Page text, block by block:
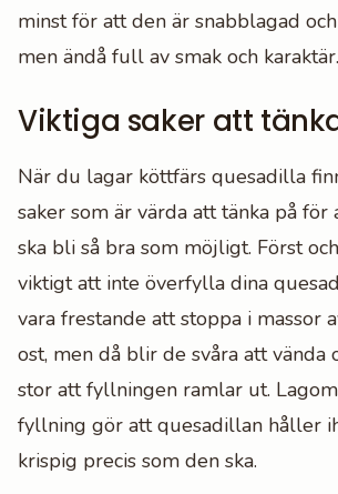
minst för att den är snabblagad
men ändå full av smak och karaktär.
Viktiga saker att
När du lagar köttfärs quesadilla
saker som är värda att tänka på
ska bli så bra som möjligt. Först
viktigt att inte överfylla dina
vara frestande att stoppa i massor
ost, men då blir de svåra att vända
stor att fyllningen ramlar ut.
fyllning gör att quesadillan håller
krispig precis som den ska.